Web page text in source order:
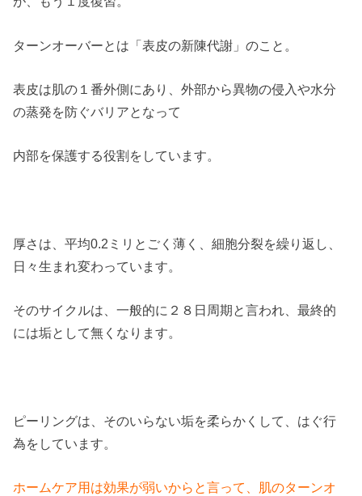
ターンオーバーとは「表皮の新陳代謝」のこと。
表皮は肌の１番外側にあり、外部から異物の侵入や水分
の蒸発を防ぐバリアとなって
内部を保護する役割をしています。
厚さは、平均0.2ミリとごく薄く、細胞分裂を繰り返し、
日々生まれ変わっています。
そのサイクルは、一般的に２８日周期と言われ、最終的
には垢として無くなります。
ピーリングは、そのいらない垢を柔らかくして、はぐ行
為をしています。
ホームケア用は効果が弱いからと言って、肌のターンオ